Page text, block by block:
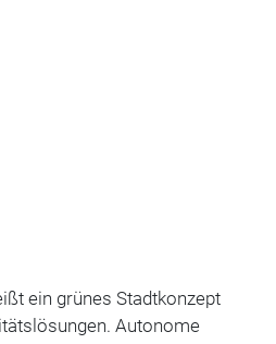
ein grünes Stadtkonzept
Autonome